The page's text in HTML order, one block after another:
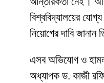
বিশ্ববিদ্যালয়ের
নিয়োগের দাবি জানান
​এসব অভিযোগ ও
অধ্যাপক ড. কাজী